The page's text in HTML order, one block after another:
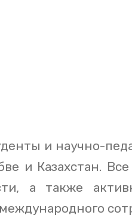
и научно-
и Казахстан.
а также